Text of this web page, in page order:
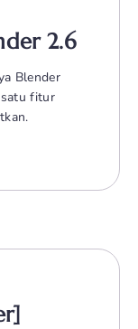
2.6
Blender
satu fitur